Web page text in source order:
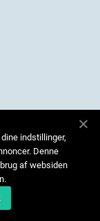
indstillinger,
Denne
af websiden